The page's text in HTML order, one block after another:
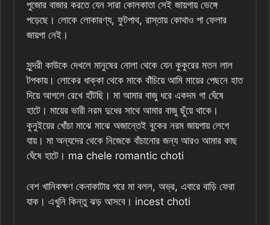
পুজোর বাজার করতে যেন সারা কোলকাতা সেই জায়গায় ভেঙ্গে
পড়েছে। লোকে লোকারণ্য, ফুটপাথ, রাস্তায় কোথাও পা ফেলার
জায়গা নেই।
সুন্দরী কাউকে দেখলে মানুষের নোলা থেকে যেন কুকুরের মতন লাল
টপকায়। লোকের ধাক্কা থেকে মাকে বাঁচিয়ে আমি মায়ের পেছনে হাত
দিয়ে আগলে রেখে হাঁটছি। মা আমার বাজু ধরে একদম গা ঘেঁষে
হাটে। মায়ের ভারী নরম দুধের সাথে আমার বাজু ছুঁয়ে থাকে।
কুনুইয়ের খোঁচা মাঝে মাঝে অজান্তেই বুকের নরম জায়গায় লেগে
যায়। মা অন্যদের থেকে নিজেকে বাঁচানোর জন্য আরও আমার কাছ
ঘেঁষে হাটে। ma chele romantic choti
বেশ খানিকক্ষণ কেনাকাটার পরে মা বলল, অভ্র, এবারে বাড়ি ফেরা
যাক। এখুনি কিন্তু ঝড় আসবে। incest choti